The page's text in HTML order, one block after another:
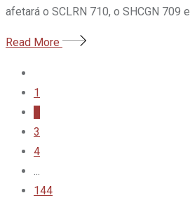
afetará o SCLRN 710, o SHCGN 709 e
Read More
1
3
4
...
144